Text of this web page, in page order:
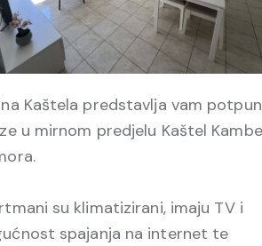
Kaštela predstavlja vam
u mirnom predjelu Kaštel
su klimatizirani, imaju TV i
spajanja na internet te